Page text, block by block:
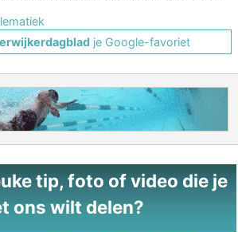
je Google-favoriet
tip, foto of video die je
ons wilt delen?